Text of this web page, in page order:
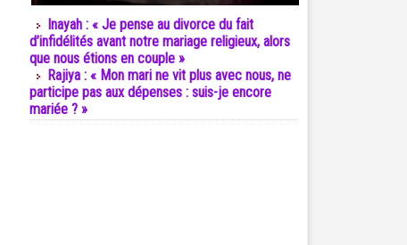
Inayah : « Je pense au divorce du fait
d’infidélités avant notre mariage religieux, alors
que nous étions en couple »
Rajiya : « Mon mari ne vit plus avec nous, ne
participe pas aux dépenses : suis-je encore
mariée ? »